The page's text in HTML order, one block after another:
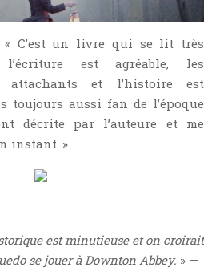
« C’est un livre qui se lit très
est agréable, les
attachants et l’histoire est
toujours aussi fan de l’époque
décrite par l’auteure et me
instant. »
est minutieuse et on croirait
se jouer à Downton Abbey. » —